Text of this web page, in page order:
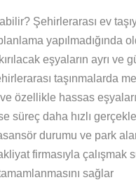
Şehirlerarası ev
eşyaların ayrı
taşınmalarda
ve özellikle hassas
süreç daha hızlı
durumu ve park
firmasıyla çalışmak
sağlar